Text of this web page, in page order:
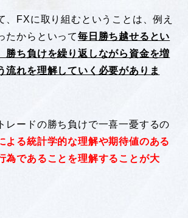
、FXに取り組むということは、例え
たからといって毎日勝ち越せるとい
勝ち負けを繰り返しながら資金を増
流れを理解していく必要がありま
レードの勝ち負けで一喜一憂するの
よる統計学的な理解や期待値のある
為であることを理解することが大